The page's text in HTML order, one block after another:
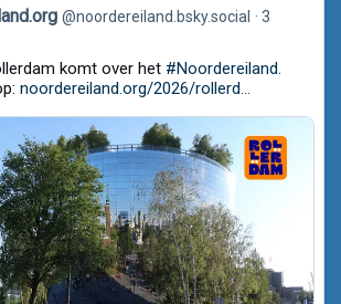
@noordereiland.bsky.social
3
komt over het #Noordereiland.
noordereiland.org/2026/rollerd...